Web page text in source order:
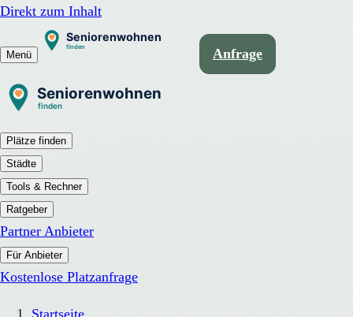
Direkt zum Inhalt
Menü Anfrage
Plätze finden
Städte
Tools & Rechner
Ratgeber
Partner Anbieter
Für Anbieter
Kostenlose Platzanfrage